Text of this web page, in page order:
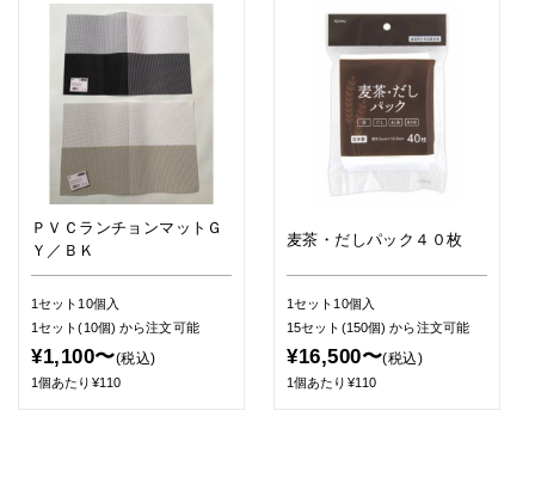
ＰＶＣランチョンマットＧ
Ｙ／ＢＫ
1セット10個入
1セット(10個)から注文可能
¥1,100〜(税込)
1個あたり¥110
麦茶・だしパック４０枚
1セット10個入
15セット(150個)から注文可能
¥16,500〜(税込)
1個あたり¥110